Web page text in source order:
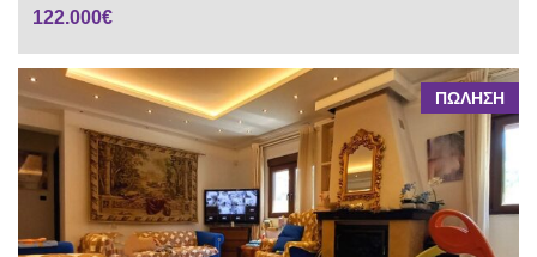
122.000€
ΠΩΛΗΣΗ